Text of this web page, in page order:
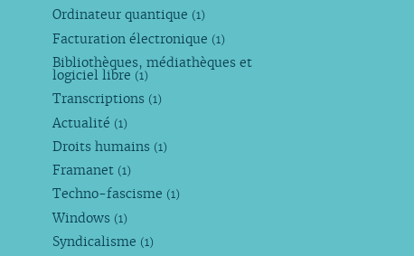
Ordinateur quantique (1)
Facturation électronique (1)
Bibliothèques, médiathèques et
logiciel libre (1)
Transcriptions (1)
Actualité (1)
Droits humains (1)
Framanet (1)
Techno-fascisme (1)
Windows (1)
Syndicalisme (1)